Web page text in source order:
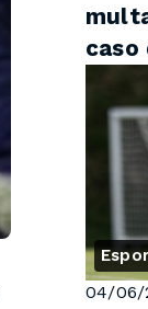
caso
04/06/